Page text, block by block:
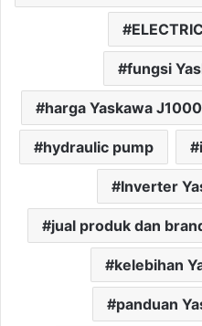
fungsi
harga Yaskawa J1000
hydraulic pump
Inverter
jual produk dan
kelebihan
panduan